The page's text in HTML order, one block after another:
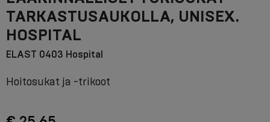
TARKASTUSAUKOLLA, UNISEX.
HOSPITAL
ELAST 0403 Hospital
Hoitosukat ja -trikoot